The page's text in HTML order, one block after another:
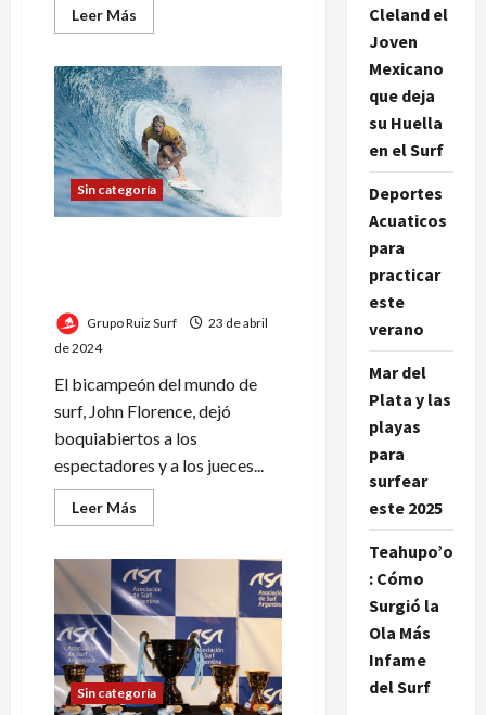
Leer Más
más
Calidad,
innovación
y
sostenibilidad:
Grupo
Ruiz
Indumentaria
redefine
el
surf
Sin categoría
Grupo Ruiz Surf
23 de abril
de 2024
El bicampeón del mundo de
surf, John Florence, dejó
boquiabiertos a los
espectadores y a los jueces...
Leer Más
más
John
Florence:
la
leyenda
del
surf
que
desafió
los
límites
Sin categoría
Cleland el
Joven
Mexicano
que deja
su Huella
en el Surf
Deportes
Acuaticos
para
practicar
este
verano
Mar del
Plata y las
playas
para
surfear
este 2025
Teahupo’o
: Cómo
Surgió la
Ola Más
Infame
del Surf